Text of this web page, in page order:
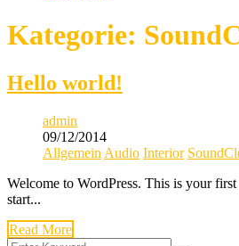
Kategorie:
Hello world!
admin
09/12/2014
Allgemein Audio Interior
Welcome to WordPress. This is your
start...
Read More